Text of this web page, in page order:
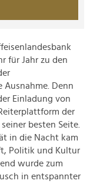
für Jahr zu den
Ausnahme. Denn
Einladung von
der
besten Seite.
in die Nacht kam
Politik und Kultur
wurde zum
in entspannter